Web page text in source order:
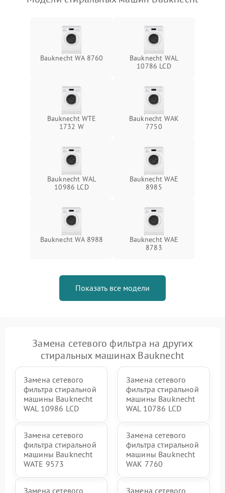
Bauknecht WA 8760
Bauknecht WAL
10786 LCD
Bauknecht WTE
1732 W
Bauknecht WAK
7750
Bauknecht WAL
10986 LCD
Bauknecht WAE
8985
Bauknecht WA 8988
Bauknecht WAE
8783
Показать все модели
Замена сетевого фильтра на других
стиральных машинах Bauknecht
Замена сетевого
фильтра стиральной
машины Bauknecht
WAL 10986 LCD
Замена сетевого
фильтра стиральной
машины Bauknecht
WAL 10786 LCD
Замена сетевого
фильтра стиральной
машины Bauknecht
WATE 9573
Замена сетевого
фильтра стиральной
машины Bauknecht
WAK 7760
Замена сетевого Замена сетевого